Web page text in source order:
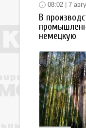
08:02 | 7
В
немецкую